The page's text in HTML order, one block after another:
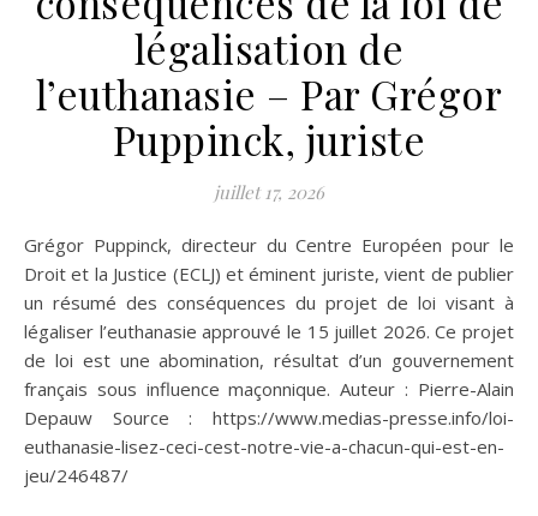
légalisation de
l’euthanasie – Par Grégor
Puppinck, juriste
juillet 17, 2026
Grégor Puppinck, directeur du Centre Européen pour le
Droit et la Justice (ECLJ) et éminent juriste, vient de publier
un résumé des conséquences du projet de loi visant à
légaliser l’euthanasie approuvé le 15 juillet 2026. Ce projet
de loi est une abomination, résultat d’un gouvernement
français sous influence maçonnique. Auteur : Pierre-Alain
Depauw Source : https://www.medias-presse.info/loi-
euthanasie-lisez-ceci-cest-notre-vie-a-chacun-qui-est-en-
jeu/246487/